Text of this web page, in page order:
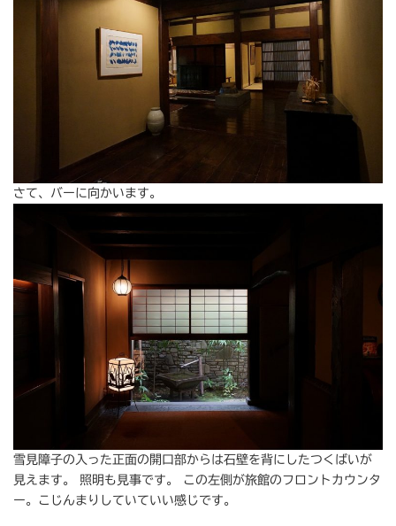
さて、バーに向かいます。
雪見障子の入った正面の開口部からは石壁を背にしたつくばいが
見えます。 照明も見事です。 この左側が旅館のフロントカウンタ
ー。こじんまりしていていい感じです。